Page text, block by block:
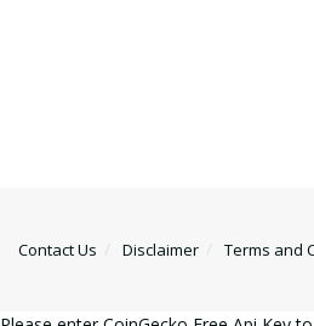
Contact Us Disclaimer Terms and